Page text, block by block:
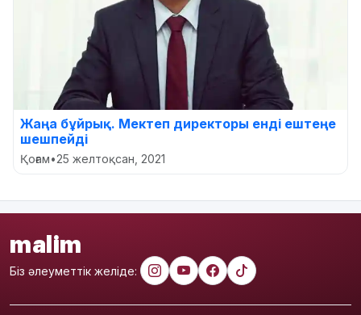
Жаңа бұйрық. Мектеп директоры енді ештеңе
шешпейді
Қоғам•25 желтоқсан, 2021
malim
Біз әлеуметтік желіде: